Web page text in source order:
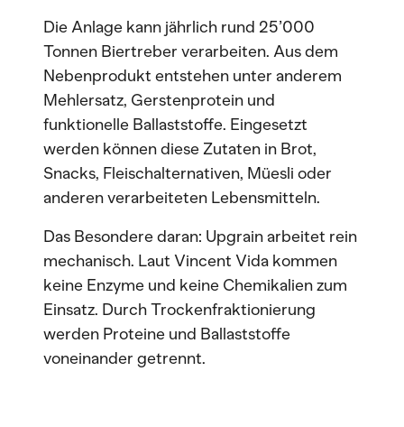
Die Anlage kann jährlich rund 25’000
Tonnen Biertreber verarbeiten. Aus dem
Nebenprodukt entstehen unter anderem
Mehlersatz, Gerstenprotein und
funktionelle Ballaststoffe. Eingesetzt
werden können diese Zutaten in Brot,
Snacks, Fleischalternativen, Müesli oder
anderen verarbeiteten Lebensmitteln.
Das Besondere daran: Upgrain arbeitet rein
mechanisch. Laut Vincent Vida kommen
keine Enzyme und keine Chemikalien zum
Einsatz. Durch Trockenfraktionierung
werden Proteine und Ballaststoffe
voneinander getrennt.